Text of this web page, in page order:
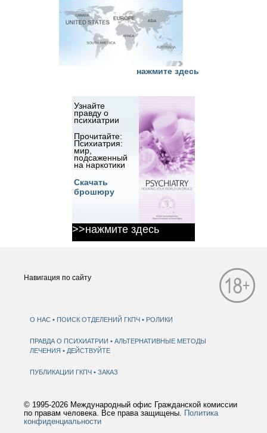
нажмите здесь
Узнайте
правду о
психиатрии
Прочитайте:
Психиатрия:
мир,
подсаженный
на наркотики
Скачать
брошюру
>>нажмите здесь
Навигация по сайту
О НАС ПОИСК ОТДЕЛЕНИЙ ГКПЧ РОЛИКИ
ПРАВДА О ПСИХИАТРИИ АЛЬТЕРНАТИВНЫЕ МЕТОДЫ
ЛЕЧЕНИЯ
ДЕЙСТВУЙТЕ
ПУБЛИКАЦИИ ГКПЧ ЗАКАЗ
© 1995-2026 Международный офис Гражданской комиссии
по правам человека. Все права защищены.
Политика
конфиденциальности